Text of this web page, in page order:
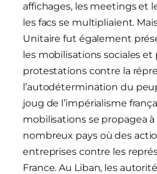
affichages, les meetings et
les facs se multipliaient.
Unitaire fut également
les mobilisations sociales et
protestations contre la
l’autodétermination du
joug de l’impérialisme
mobilisations se propagea à
nombreux pays où des
entreprises contre les
France. Au Liban, les